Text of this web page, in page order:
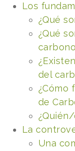
Los
¿Qué
¿Qué
del
¿Cómo
de
La
Una